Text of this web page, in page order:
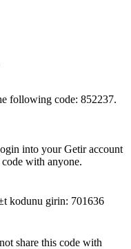
following code: 852237.
into your Getir account
with anyone.
kodunu girin: 701636
share this code with